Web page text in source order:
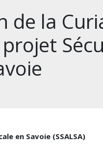
de la
en Savoie (SSALSA)